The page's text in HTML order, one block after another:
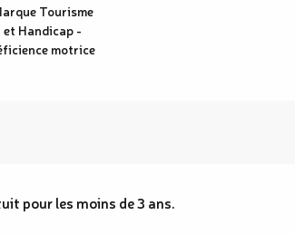
Tourisme
et Handicap -
motrice
pour les moins de 3 ans.